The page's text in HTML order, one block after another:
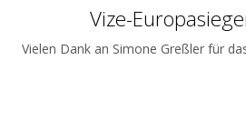
Vize-
Vielen Dank an Simone Greßler für